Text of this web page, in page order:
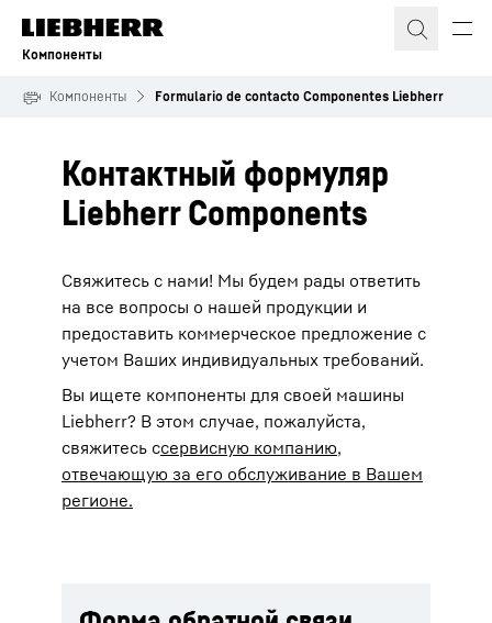
Компоненты
Компоненты Formulario de contacto Componentes Liebherr
Контактный формуляр
Liebherr Components
Свяжитесь с нами! Мы будем рады ответить
на все вопросы о нашей продукции и
предоставить коммерческое предложение с
учетом Ваших индивидуальных требований.
Вы ищете компоненты для своей машины
Liebherr? В этом случае, пожалуйста,
свяжитесь ссервисную компанию,
отвечающую за его обслуживание в Вашем
регионе.